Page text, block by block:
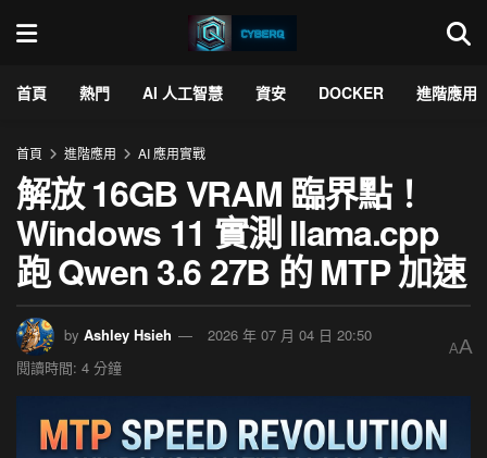
首頁 熱門 AI 人工智慧 資安 DOCKER 進階應用
首頁 進階應用 AI 應用實戰
解放 16GB VRAM 臨界點！
Windows 11 實測 llama.cpp
跑 Qwen 3.6 27B 的 MTP 加速
by Ashley Hsieh
2026 年 07 月 04 日 20:50
閱讀時間: 4 分鐘
AA